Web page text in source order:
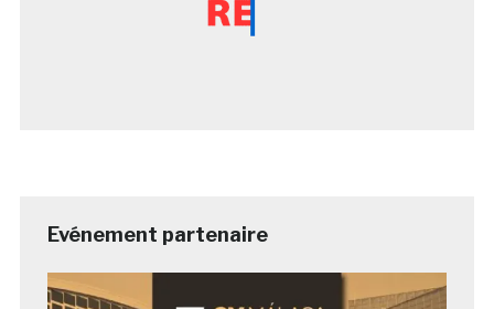
Evénement partenaire